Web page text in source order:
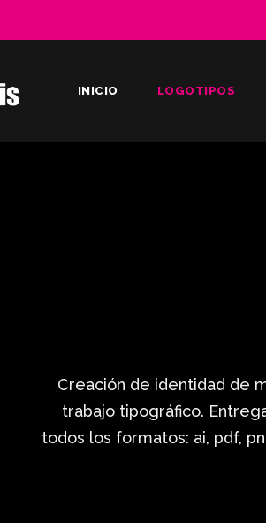
INICIO LOGOTIPOS
Creación de identidad de
trabajo tipográfico.
todos los formatos: ai, pdf,